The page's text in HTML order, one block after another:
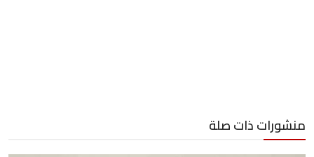
منشورات ذات صلة